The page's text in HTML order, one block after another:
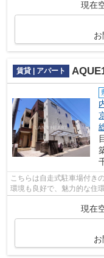
現在
賃貸 | アパート
こちらは自走式駐車場付き
環境も良好で、魅力的な住
現在